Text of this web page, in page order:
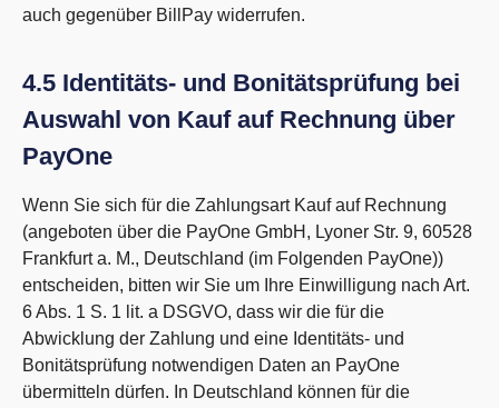
auch gegenüber BillPay widerrufen.
4.5 Identitäts- und Bonitätsprüfung bei
Auswahl von Kauf auf Rechnung über
PayOne
Wenn Sie sich für die Zahlungsart Kauf auf Rechnung
(angeboten über die PayOne GmbH, Lyoner Str. 9, 60528
Frankfurt a. M., Deutschland (im Folgenden PayOne))
entscheiden, bitten wir Sie um Ihre Einwilligung nach Art.
6 Abs. 1 S. 1 lit. a DSGVO, dass wir die für die
Abwicklung der Zahlung und eine Identitäts- und
Bonitätsprüfung notwendigen Daten an PayOne
übermitteln dürfen. In Deutschland können für die